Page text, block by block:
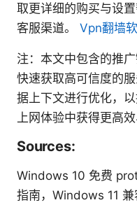
取更详细的购买与设
客服渠道。 Vpn翻墙
注：本文中包含的推
快速获取高可信度的
据上下文进行优化，
上网体验中获得更高
Sources:
Windows 10 免费
指南，Windows 11